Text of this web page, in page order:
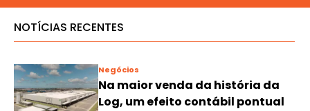
NOTÍCIAS RECENTES
Negócios
Na maior venda da história da
Log, um efeito contábil pontual